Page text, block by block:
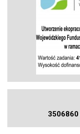
3506860